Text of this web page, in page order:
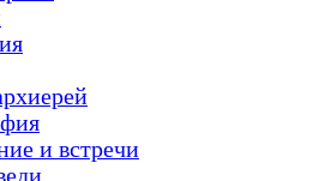
и встречи